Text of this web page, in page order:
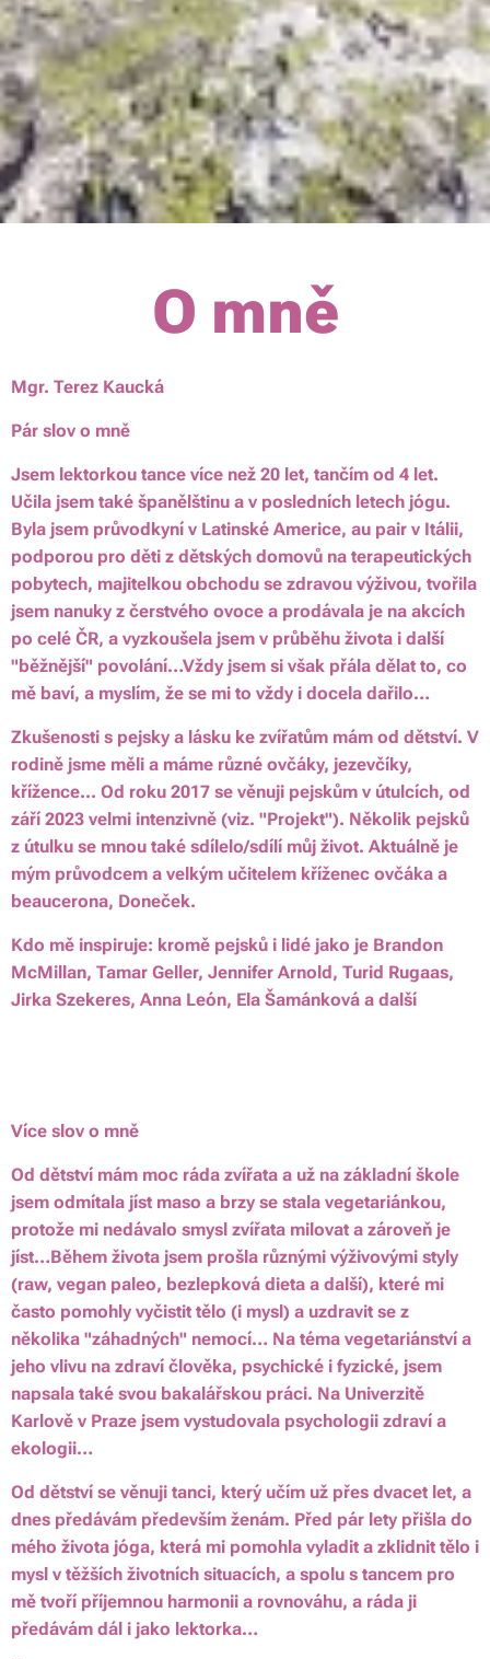
O mně
Mgr. Terez Kaucká
Pár slov o mně
Jsem lektorkou tance více než 20 let, tančím od 4 let.
Učila jsem také španělštinu a v posledních letech jógu.
Byla jsem průvodkyní v Latinské Americe, au pair v Itálii,
podporou pro děti z dětských domovů na terapeutických
pobytech, majitelkou obchodu se zdravou výživou, tvořila
jsem nanuky z čerstvého ovoce a prodávala je na akcích
po celé ČR, a vyzkoušela jsem v průběhu života i další
"běžnější" povolání…Vždy jsem si však přála dělat to, co
mě baví, a myslím, že se mi to vždy i docela dařilo…
Zkušenosti s pejsky a lásku ke zvířatům mám od dětství. V
rodině jsme měli a máme různé ovčáky, jezevčíky,
křížence... Od roku 2017 se věnuji pejskům v útulcích, od
září 2023 velmi intenzivně (viz. "Projekt"). Několik pejsků
z útulku se mnou také sdílelo/sdílí můj život. Aktuálně je
mým průvodcem a velkým učitelem kříženec ovčáka a
beaucerona, Doneček.
Kdo mě inspiruje: kromě pejsků i lidé jako je Brandon
McMillan, Tamar Geller, Jennifer Arnold, Turid Rugaas,
Jirka Szekeres, Anna León, Ela Šamánková a další
Více slov o mně
Od dětství mám moc ráda zvířata a už na základní škole
jsem odmítala jíst maso a brzy se stala vegetariánkou,
protože mi nedávalo smysl zvířata milovat a zároveň je
jíst…Během života jsem prošla různými výživovými styly
(raw, vegan paleo, bezlepková dieta a další), které mi
často pomohly vyčistit tělo (i mysl) a uzdravit se z
několika "záhadných" nemocí… Na téma vegetariánství a
jeho vlivu na zdraví člověka, psychické i fyzické, jsem
napsala také svou bakalářskou práci. Na Univerzitě
Karlově v Praze jsem vystudovala psychologii zdraví a
ekologii…
Od dětství se věnuji tanci, který učím už přes dvacet let, a
dnes předávám především ženám. Před pár lety přišla do
mého života jóga, která mi pomohla vyladit a zklidnit tělo i
mysl v těžších životních situacích, a spolu s tancem pro
mě tvoří příjemnou harmonii a rovnováhu, a ráda ji
předávám dál i jako lektorka…